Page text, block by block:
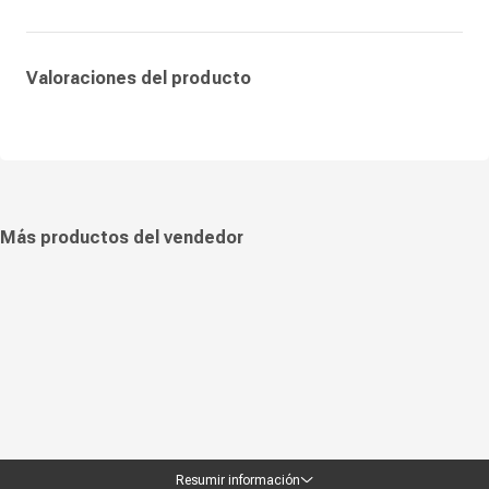
una opción ideal para entornos corporativos y profesionales que buscan
Valoraciones del producto
Más productos del vendedor
Resumir información